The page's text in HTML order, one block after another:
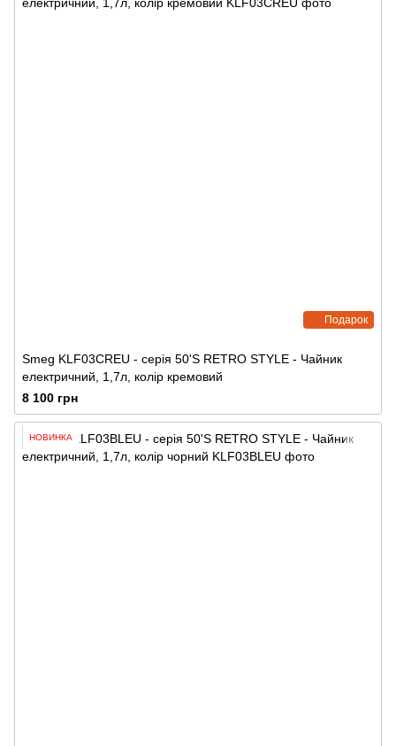
Подарок
Smeg KLF03CREU - серія 50'S RETRO STYLE - Чайник
електричний, 1,7л, колір кремовий
8 100 грн
НОВИНКА